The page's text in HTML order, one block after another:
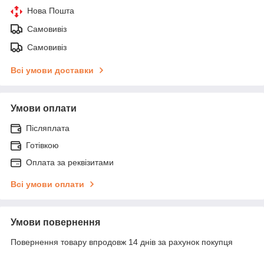
Нова Пошта
Самовивіз
Самовивіз
Всі умови доставки
Умови оплати
Післяплата
Готівкою
Оплата за реквізитами
Всі умови оплати
Умови повернення
Повернення товару впродовж 14 днів за рахунок покупця